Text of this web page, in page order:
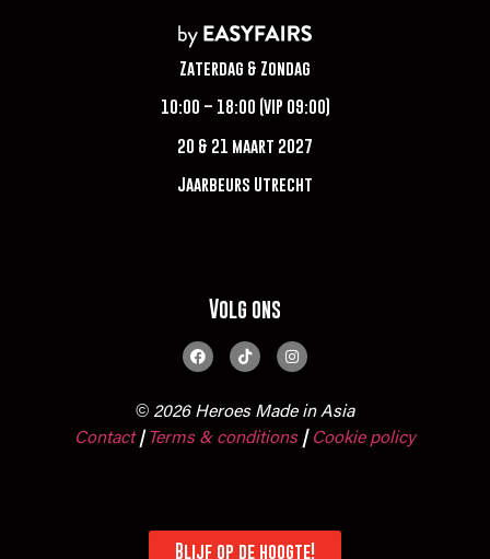
Zaterdag & Zondag
10:00 – 18:00 (VIP 09:00)
20 & 21 maart 2027
Jaarbeurs Utrecht
Volg ons
© 2026 Heroes Made in Asia
Contact | Terms & conditions | Cookie policy
Blijf op de hoogte!